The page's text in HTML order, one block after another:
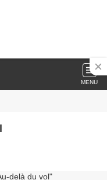
MENU